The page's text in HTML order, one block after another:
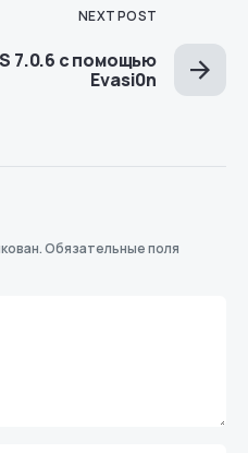
NEXT POST
7.0.6 с помощью
Evasi0n
Обязательные поля